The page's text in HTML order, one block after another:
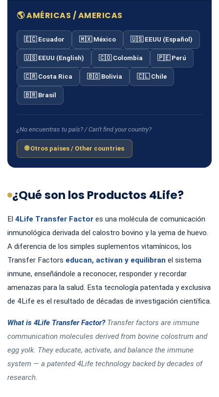
🌎 AMÉRICAS / AMERICAS
🇪🇨 Ecuador 🇲🇽 México 🇺🇸 EEUU (Español)
🇺🇸 EEUU (English) 🇨🇴 Colombia 🇵🇪 Perú
🇨🇷 Costa Rica 🇧🇴 Bolivia 🇨🇱 Chile
🇧🇷 Brasil
¿No encuentras tu país? / Can't find your country?
🌐 Otros países / Other countries
¿Qué son los Productos 4Life?
El 4Life Transfer Factor es una molécula de comunicación
inmunológica derivada del calostro bovino y la yema de huevo.
A diferencia de los simples suplementos vitamínicos, los
Transfer Factors educan, activan y equilibran el sistema
inmune, enseñándole a reconocer, responder y recordar
amenazas para la salud. Esta tecnología patentada y exclusiva
de 4Life es el resultado de décadas de investigación científica.
What is 4Life Transfer Factor?Transfer factors are immune
communication molecules derived from bovine colostrum and
egg yolk. They educate, activate, and balance the immune
system — a patented 4Life technology backed by decades of
research.